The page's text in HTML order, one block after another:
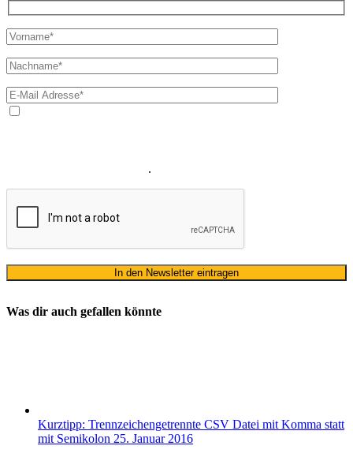
.
Was dir auch gefallen könnte
Kurztipp: Trennzeichengetrennte CSV Datei mit Komma statt
mit Semikolon 25. Januar 2016